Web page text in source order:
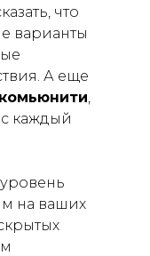
что
варианты
А еще
каждый
на ваших